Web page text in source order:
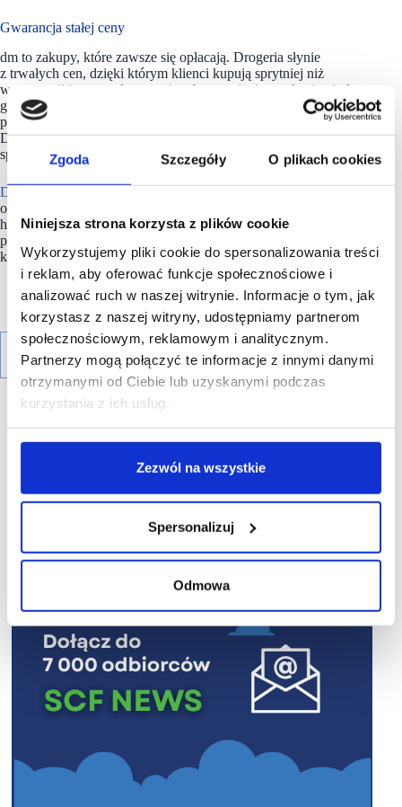
Zgoda Szczegóły O plikach cookies
Niniejsza strona korzysta z plików cookie
Wykorzystujemy pliki cookie do spersonalizowania treści
i reklam, aby oferować funkcje społecznościowe i
analizować ruch w naszej witrynie. Informacje o tym, jak
korzystasz z naszej witryny, udostępniamy partnerom
społecznościowym, reklamowym i analitycznym.
Partnerzy mogą połączyć te informacje z innymi danymi
otrzymanymi od Ciebie lub uzyskanymi podczas
korzystania z ich usług.
Zezwól na wszystkie
Spersonalizuj
Odmowa
Gwarancja stałej ceny
dm to zakupy, które zawsze się opłacają. Drogeria słynie
z trwałych cen, dzięki którym klienci kupują sprytniej niż
w promocji i zawsze korzystnie – bez gonienia za okazjami. dm
gwarantuje bowiem stałą cenę półkową, która nie jest
podnoszona przez co najmniej 4 miesiące od ostatniej zmiany.
Dodatkowo, w aplikacji dm można korzystać z ofert
specjalnych, które zmieniają się co tydzień.
Drogeria dm
od poniedziałku do soboty w godz. 9:00–21:00, a w niedziele
handlowe od 9:00 do 20:00. Na klientów czeka duży, bezpłatny
parking tuż przy sklepie.
kupować wsklepie onlineoraz za pomocą aplikacji dm.